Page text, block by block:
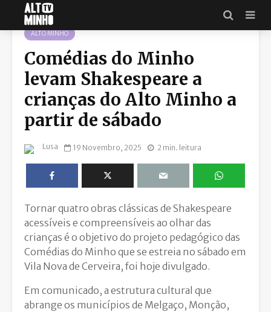
ALTO MINHO
Comédias do Minho
levam Shakespeare a
crianças do Alto Minho a
partir de sábado
Lusa 19 Novembro, 2025 2 min. leitura
Tornar quatro obras clássicas de Shakespeare
acessíveis e compreensíveis ao olhar das
crianças é o objetivo do projeto pedagógico das
Comédias do Minho que se estreia no sábado em
Vila Nova de Cerveira, foi hoje divulgado.
Em comunicado, a estrutura cultural que
abrange os municípios de Melgaço, Monção,